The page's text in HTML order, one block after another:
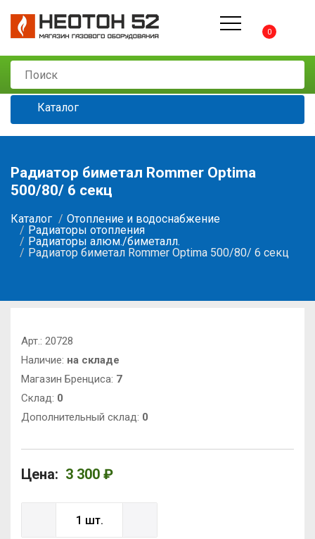
0
Каталог
Радиатор биметал Rommer Optima
500/80/ 6 секц
Каталог
Отопление и водоснабжение
Радиаторы отопления
Радиаторы алюм./биметалл.
Радиатор биметал Rommer Optima 500/80/ 6 секц
Арт.: 20728
Наличие: на складе
Магазин Бренциса: 7
Cклад: 0
Дополнительный склад: 0
Цена: 3 300 ₽